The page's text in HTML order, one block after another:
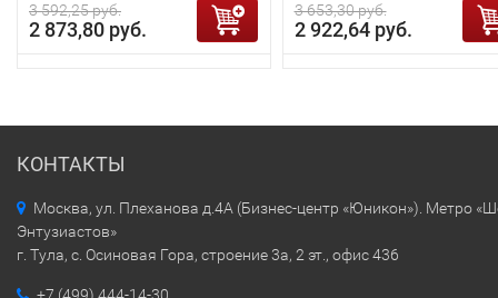
3 592,25 руб.
2 873,80 руб.
3 653,30 руб.
2 922,64 руб.
КОНТАКТЫ
Москва, ул. Плеханова д.4А (Бизнес-центр «Юникон»). Метро
Энтузиастов»
г. Тула, с. Осиновая Гора, строение 3а, 2 эт., офис 436